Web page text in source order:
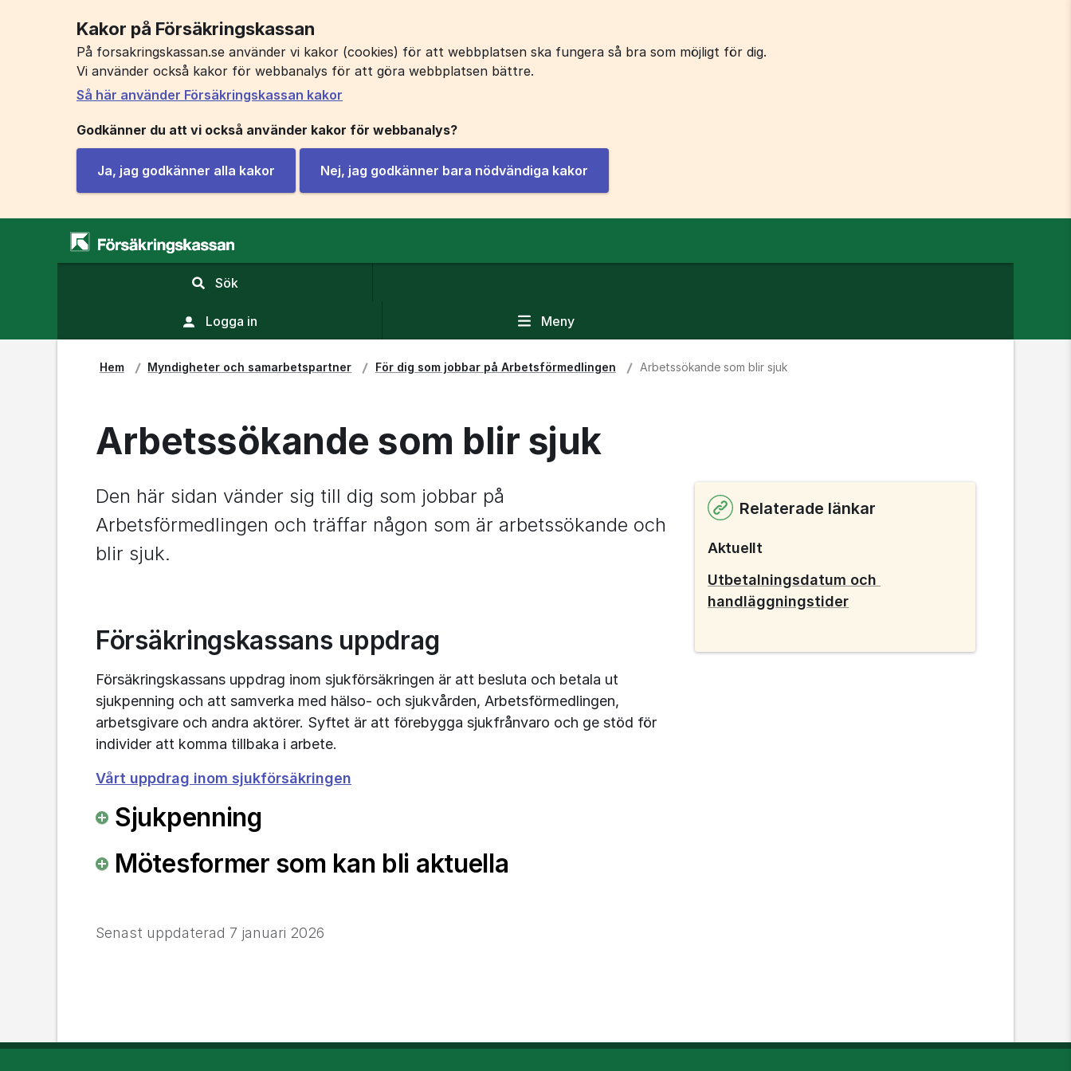
Kakor på Försäkringskassan
På forsakringskassan.se använder vi kakor (cookies) för att webbplatsen ska fungera så bra som möjligt för dig.
Vi använder också kakor för webbanalys för att göra webbplatsen bättre.
Så här använder Försäkringskassan kakor
Godkänner du att vi också använder kakor för webbanalys?
Ja, jag godkänner alla kakor Nej, jag godkänner bara nödvändiga kakor
Sök,
sökfält
Logga in Meny
Hem Myndigheter och samarbetspartner För dig som jobbar på Arbets­förmedlingen Arbetssökande som blir sjuk
Arbetssökande som blir sjuk
Den här sidan vänder sig till dig som jobbar på
Arbetsförmedlingen och träffar någon som är arbetssökande och
blir sjuk.
Försäkringskassans uppdrag
Försäkringskassans uppdrag inom sjukförsäkringen är att besluta och betala ut
sjukpenning och att samverka med hälso- och sjukvården, Arbetsförmedlingen,
arbetsgivare och andra aktörer. Syftet är att förebygga sjukfrånvaro och ge stöd för
individer att komma tillbaka i arbete.
Vårt uppdrag inom sjukförsäkringen
Sjukpenning
Mötesformer som kan bli aktuella
Relaterade länkar
Aktuellt
Utbetalningsdatum och
handläggningstider
Senast uppdaterad 7 januari 2026